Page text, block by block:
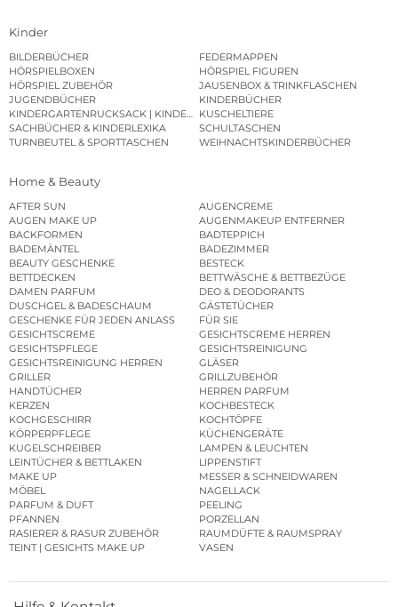
Kinder
BILDERBÜCHER
FEDERMAPPEN
HÖRSPIELBOXEN
HÖRSPIEL FIGUREN
HÖRSPIEL ZUBEHÖR
JAUSENBOX & TRINKFLASCHEN
JUGENDBÜCHER
KINDERBÜCHER
KINDERGARTENRUCKSACK | KINDERGARTENBEUTEL
KUSCHELTIERE
SACHBÜCHER & KINDERLEXIKA
SCHULTASCHEN
TURNBEUTEL & SPORTTASCHEN
WEIHNACHTSKINDERBÜCHER
Home & Beauty
AFTER SUN
AUGENCREME
AUGEN MAKE UP
AUGENMAKEUP ENTFERNER
BACKFORMEN
BADTEPPICH
BADEMÄNTEL
BADEZIMMER
BEAUTY GESCHENKE
BESTECK
BETTDECKEN
BETTWÄSCHE & BETTBEZÜGE
DAMEN PARFUM
DEO & DEODORANTS
DUSCHGEL & BADESCHAUM
GÄSTETÜCHER
GESCHENKE FÜR JEDEN ANLASS
FÜR SIE
GESICHTSCREME
GESICHTSCREME HERREN
GESICHTSPFLEGE
GESICHTSREINIGUNG
GESICHTSREINIGUNG HERREN
GLÄSER
GRILLER
GRILLZUBEHÖR
HANDTÜCHER
HERREN PARFUM
KERZEN
KOCHBESTECK
KOCHGESCHIRR
KOCHTÖPFE
KÖRPERPFLEGE
KÜCHENGERÄTE
KUGELSCHREIBER
LAMPEN & LEUCHTEN
LEINTÜCHER & BETTLAKEN
LIPPENSTIFT
MAKE UP
MESSER & SCHNEIDWAREN
MÖBEL
NAGELLACK
PARFUM & DUFT
PEELING
PFANNEN
PORZELLAN
RASIERER & RASUR ZUBEHÖR
RAUMDÜFTE & RAUMSPRAY
TEINT | GESICHTS MAKE UP
VASEN